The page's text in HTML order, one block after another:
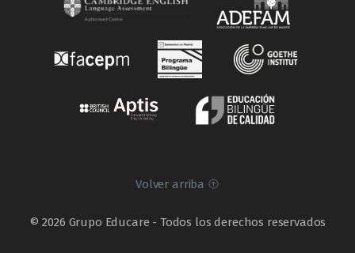
Volver arriba
© 2026 Grupo Educare - Todos los derechos reservados